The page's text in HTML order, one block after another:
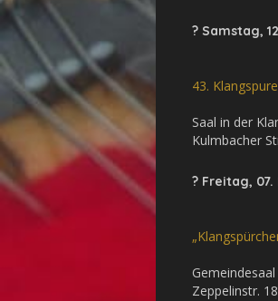
? Samstag,
43.
Saal in der
Kulmbacher
? Freitag, 07.
Zeppelinstr.